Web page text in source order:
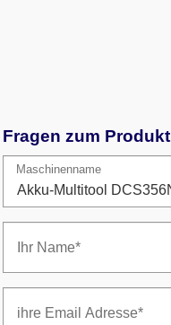
Fragen zum Produkt
Maschinenname